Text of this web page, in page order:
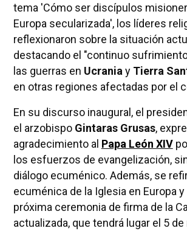
tema 'Cómo ser discípulos
Europa secularizada', los líderes
reflexionaron sobre la situación
destacando el "continuo
las guerras en Ucrania y Tierra
en otras regiones afectadas por el
En su discurso inaugural, el
el arzobispo Gintaras Grusas,
agradecimiento al Papa León XIV
los esfuerzos de evangelización,
diálogo ecuménico. Además, se
ecuménica de la Iglesia en Europa
próxima ceremonia de firma de la
actualizada, que tendrá lugar el 5